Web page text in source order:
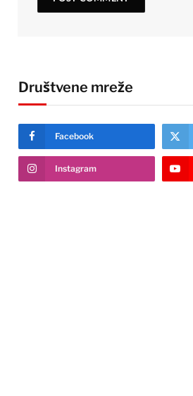
Društvene mreže
Facebook
Instagram